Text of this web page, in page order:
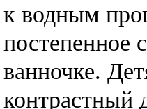
к водным
постепенное
ванночке.
контрастный